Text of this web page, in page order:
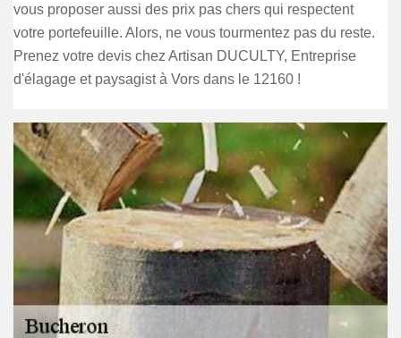
vous proposer aussi des prix pas chers qui respectent
votre portefeuille. Alors, ne vous tourmentez pas du reste.
Prenez votre devis chez Artisan DUCULTY, Entreprise
d'élagage et paysagist à Vors dans le 12160 !